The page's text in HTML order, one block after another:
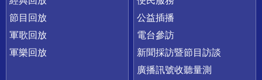
節目回放
軍歌回放
軍樂回放
公益插播
電台參訪
新聞採訪暨節目訪談
廣播訊號收聽量測